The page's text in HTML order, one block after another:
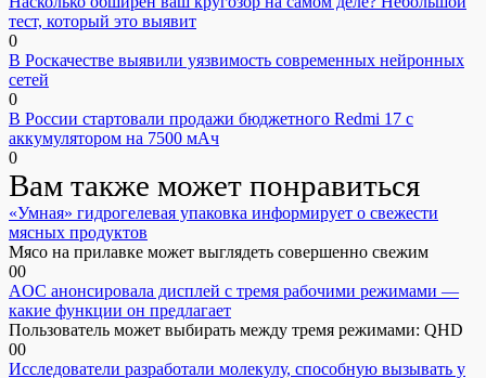
тест, который это выявит
0
В Роскачестве выявили уязвимость современных нейронных
сетей
0
В России стартовали продажи бюджетного Redmi 17 с
аккумулятором на 7500 мАч
0
Вам также может понравиться
«Умная» гидрогелевая упаковка информирует о свежести
мясных продуктов
Мясо на прилавке может выглядеть совершенно свежим
00
AOC анонсировала дисплей с тремя рабочими режимами —
какие функции он предлагает
Пользователь может выбирать между тремя режимами: QHD
00
Исследователи разработали молекулу, способную вызывать у